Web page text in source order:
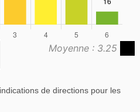
Moyenne : 3.25
de directions pour les